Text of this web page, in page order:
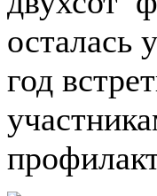
осталась
год